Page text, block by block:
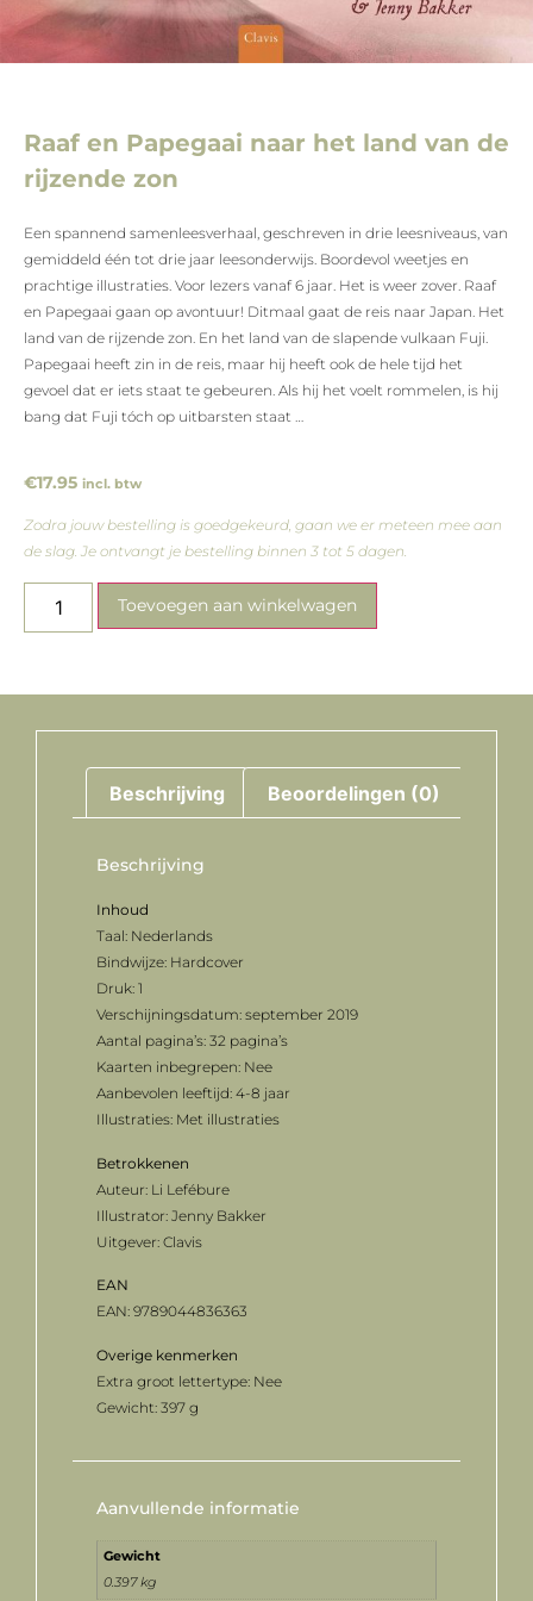
Raaf en Papegaai naar het land van de
rijzende zon
Een spannend samenleesverhaal, geschreven in drie leesniveaus, van
gemiddeld één tot drie jaar leesonderwijs. Boordevol weetjes en
prachtige illustraties. Voor lezers vanaf 6 jaar. Het is weer zover. Raaf
en Papegaai gaan op avontuur! Ditmaal gaat de reis naar Japan. Het
land van de rijzende zon. En het land van de slapende vulkaan Fuji.
Papegaai heeft zin in de reis, maar hij heeft ook de hele tijd het
gevoel dat er iets staat te gebeuren. Als hij het voelt rommelen, is hij
bang dat Fuji tóch op uitbarsten staat …
€17.95 incl. btw
Zodra jouw bestelling is goedgekeurd, gaan we er meteen mee aan
de slag. Je ontvangt je bestelling binnen 3 tot 5 dagen.
Toevoegen aan winkelwagen
Beschrijving Beoordelingen (0)
Beschrijving
Inhoud
Taal: Nederlands
Bindwijze: Hardcover
Druk: 1
Verschijningsdatum: september 2019
Aantal pagina’s: 32 pagina’s
Kaarten inbegrepen: Nee
Aanbevolen leeftijd: 4-8 jaar
Illustraties: Met illustraties
Betrokkenen
Auteur: Li Lefébure
Illustrator: Jenny Bakker
Uitgever: Clavis
EAN
EAN: 9789044836363
Overige kenmerken
Extra groot lettertype: Nee
Gewicht: 397 g
Aanvullende informatie
Gewicht
0.397 kg